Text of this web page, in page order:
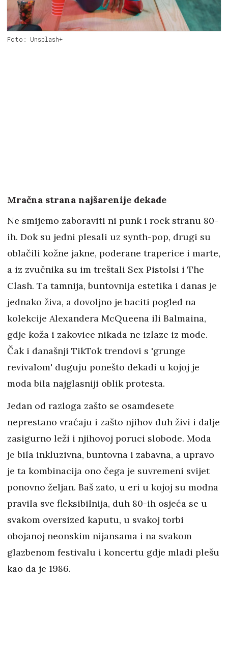
Foto: Unsplash+
Mračna strana najšarenije dekade
Ne smijemo zaboraviti ni punk i rock stranu 80-
ih. Dok su jedni plesali uz synth-pop, drugi su
oblačili kožne jakne, poderane traperice i marte,
a iz zvučnika su im treštali Sex Pistolsi i The
Clash. Ta tamnija, buntovnija estetika i danas je
jednako živa, a dovoljno je baciti pogled na
kolekcije Alexandera McQueena ili Balmaina,
gdje koža i zakovice nikada ne izlaze iz mode.
Čak i današnji TikTok trendovi s 'grunge
revivalom' duguju ponešto dekadi u kojoj je
moda bila najglasniji oblik protesta.
Jedan od razloga zašto se osamdesete
neprestano vraćaju i zašto njihov duh živi i dalje
zasigurno leži i njihovoj poruci slobode. Moda
je bila inkluzivna, buntovna i zabavna, a upravo
je ta kombinacija ono čega je suvremeni svijet
ponovno željan. Baš zato, u eri u kojoj su modna
pravila sve fleksibilnija, duh 80-ih osjeća se u
svakom oversized kaputu, u svakoj torbi
obojanoj neonskim nijansama i na svakom
glazbenom festivalu i koncertu gdje mladi plešu
kao da je 1986.